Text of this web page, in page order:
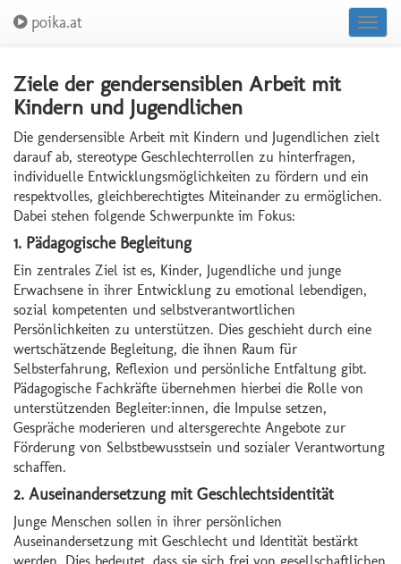
poika.at
Ziele der gendersensiblen Arbeit mit
Kindern und Jugendlichen
Die gendersensible Arbeit mit Kindern und Jugendlichen zielt
darauf ab, stereotype Geschlechterrollen zu hinterfragen,
individuelle Entwicklungsmöglichkeiten zu fördern und ein
respektvolles, gleichberechtigtes Miteinander zu ermöglichen.
Dabei stehen folgende Schwerpunkte im Fokus:
1. Pädagogische Begleitung
Ein zentrales Ziel ist es, Kinder, Jugendliche und junge
Erwachsene in ihrer Entwicklung zu emotional lebendigen,
sozial kompetenten und selbstverantwortlichen
Persönlichkeiten zu unterstützen. Dies geschieht durch eine
wertschätzende Begleitung, die ihnen Raum für
Selbsterfahrung, Reflexion und persönliche Entfaltung gibt.
Pädagogische Fachkräfte übernehmen hierbei die Rolle von
unterstützenden Begleiter:innen, die Impulse setzen,
Gespräche moderieren und altersgerechte Angebote zur
Förderung von Selbstbewusstsein und sozialer Verantwortung
schaffen.
2. Auseinandersetzung mit Geschlechtsidentität
Junge Menschen sollen in ihrer persönlichen
Auseinandersetzung mit Geschlecht und Identität bestärkt